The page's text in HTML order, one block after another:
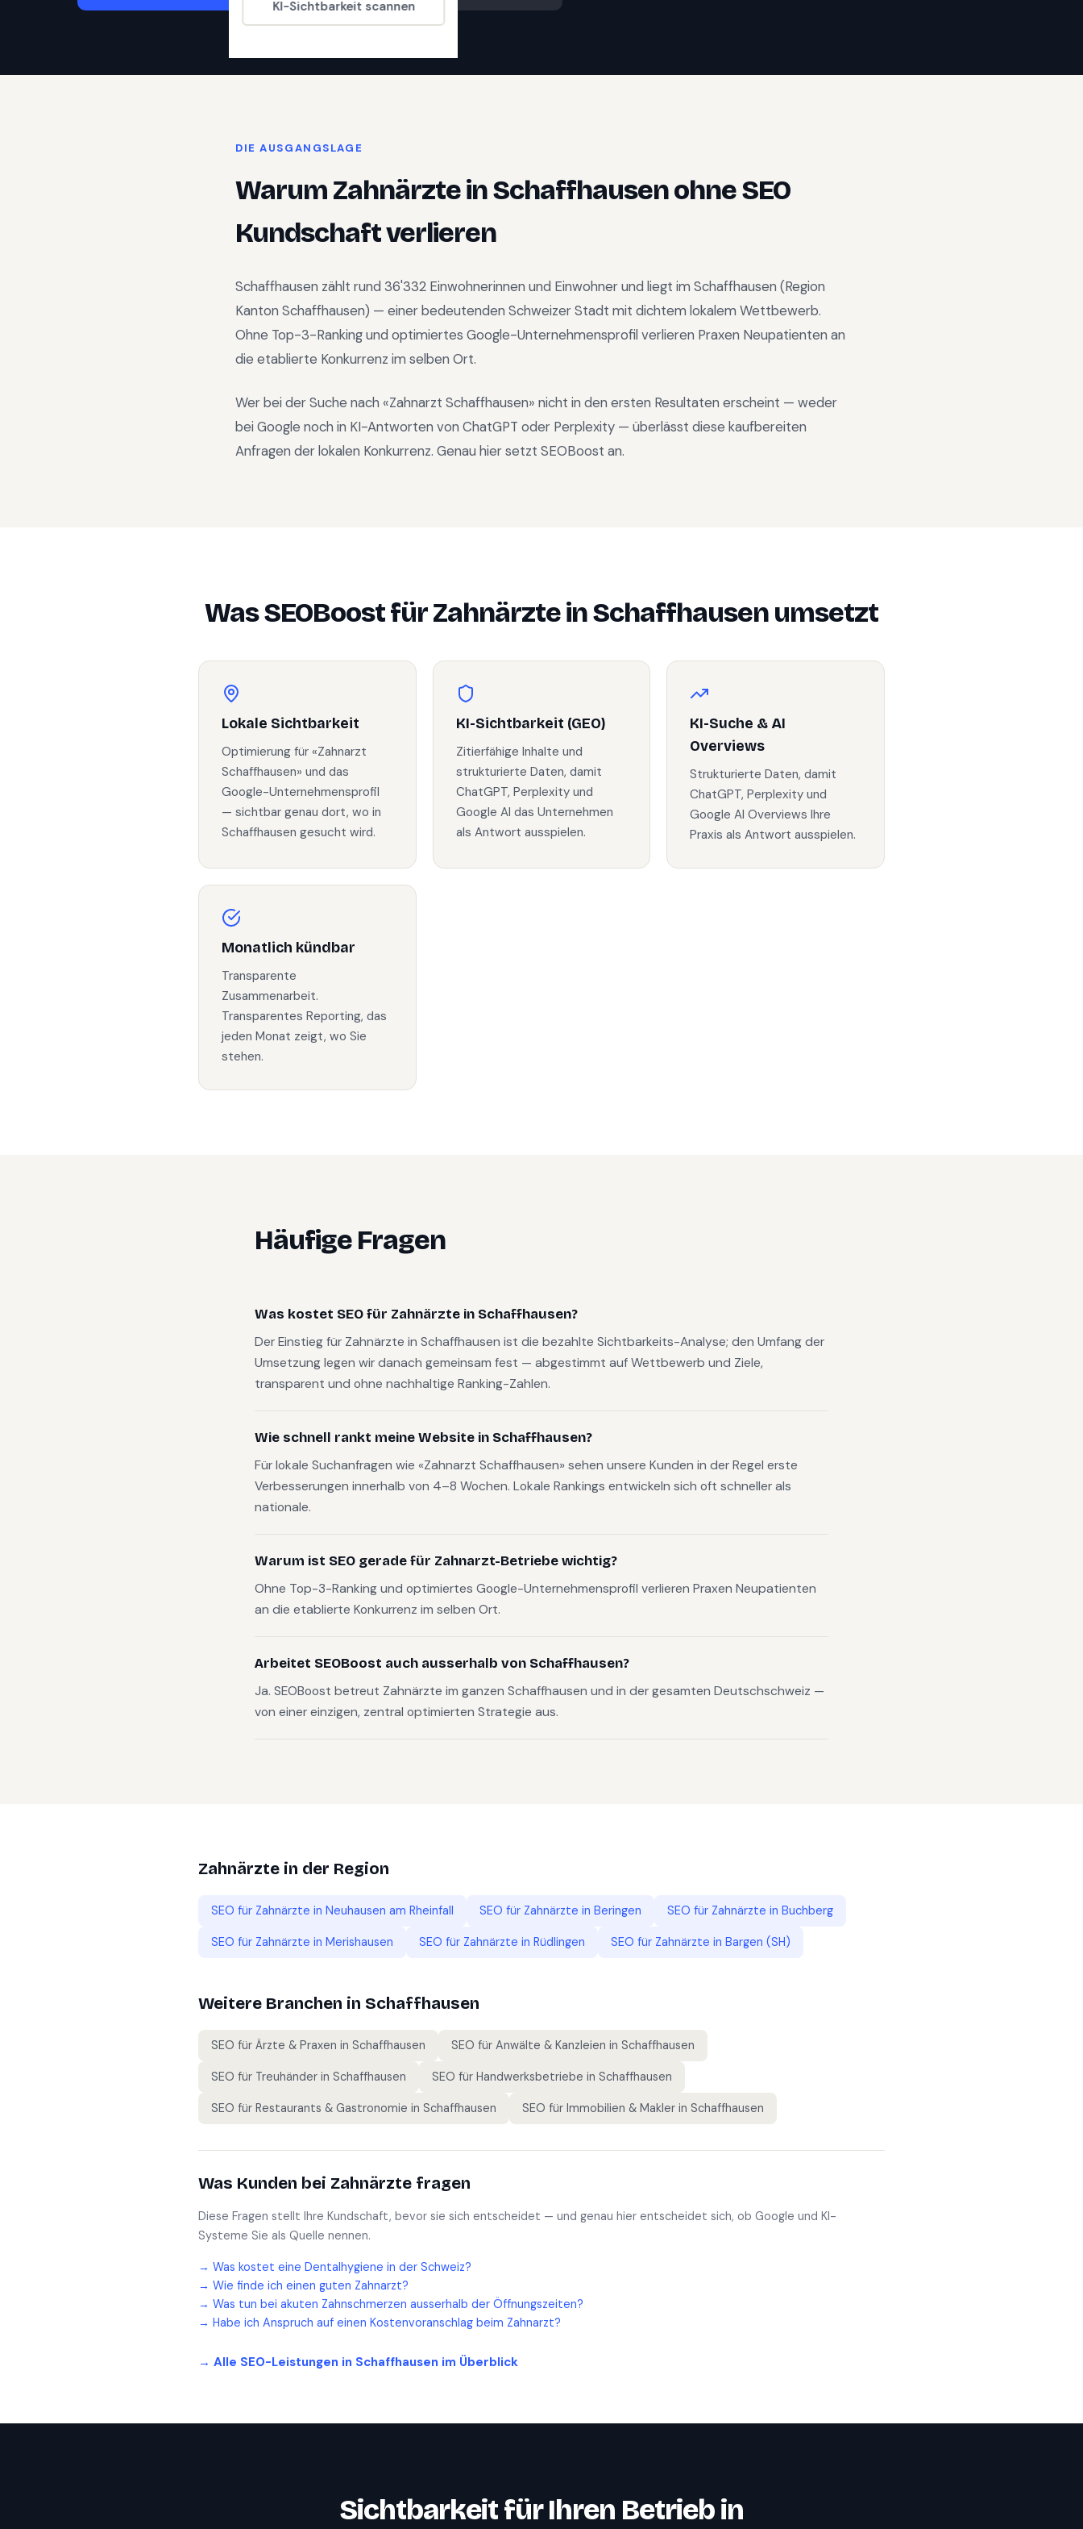
KI-Sichtbarkeit scannen
DIE AUSGANGSLAGE
Warum ZahnärzteinSchaffhausenohne SEO
Kundschaft verlieren
Schaffhausen zählt rund 36'332 Einwohnerinnen und Einwohner und liegt im Schaffhausen (Region
Kanton Schaffhausen) — einer bedeutenden Schweizer Stadt mit dichtem lokalem Wettbewerb.
Ohne Top-3-Ranking und optimiertes Google-Unternehmensprofil verlieren Praxen Neupatienten an
die etablierte Konkurrenz im selben Ort.
Wer bei der Suche nach «Zahnarzt Schaffhausen» nicht in den ersten Resultaten erscheint — weder
bei Google noch in KI-Antworten von ChatGPT oder Perplexity — überlässt diese kaufbereiten
Anfragen der lokalen Konkurrenz. Genau hier setzt SEOBoost an.
Was SEOBoost fürZahnärzteinSchaffhausenumsetzt
Lokale Sichtbarkeit
Optimierung für «Zahnarzt
Schaffhausen» und das
Google-Unternehmensprofil
— sichtbar genau dort, wo in
Schaffhausen gesucht wird.
KI-Sichtbarkeit (GEO)
Zitierfähige Inhalte und
strukturierte Daten, damit
ChatGPT, Perplexity und
Google AI das Unternehmen
als Antwort ausspielen.
KI-Suche & AI
Overviews
Strukturierte Daten, damit
ChatGPT, Perplexity und
Google AI Overviews Ihre
Praxis als Antwort ausspielen.
Monatlich kündbar
Transparente
Zusammenarbeit.
Transparentes Reporting, das
jeden Monat zeigt, wo Sie
stehen.
Häufige Fragen
Was kostet SEO für Zahnärzte in Schaffhausen?
Der Einstieg für Zahnärzte in Schaffhausen ist die bezahlte Sichtbarkeits-Analyse; den Umfang der
Umsetzung legen wir danach gemeinsam fest — abgestimmt auf Wettbewerb und Ziele,
transparent und ohne nachhaltige Ranking-Zahlen.
Wie schnell rankt meine Website in Schaffhausen?
Für lokale Suchanfragen wie «Zahnarzt Schaffhausen» sehen unsere Kunden in der Regel erste
Verbesserungen innerhalb von 4–8 Wochen. Lokale Rankings entwickeln sich oft schneller als
nationale.
Warum ist SEO gerade für Zahnarzt-Betriebe wichtig?
Ohne Top-3-Ranking und optimiertes Google-Unternehmensprofil verlieren Praxen Neupatienten
an die etablierte Konkurrenz im selben Ort.
Arbeitet SEOBoost auch ausserhalb von Schaffhausen?
Ja. SEOBoost betreut Zahnärzte im ganzen Schaffhausen und in der gesamten Deutschschweiz —
von einer einzigen, zentral optimierten Strategie aus.
Zahnärzte in der Region
SEO für Zahnärzte in Neuhausen am Rheinfall SEO für Zahnärzte in Beringen SEO für Zahnärzte in Buchberg
SEO für Zahnärzte in Merishausen SEO für Zahnärzte in Rüdlingen SEO für Zahnärzte in Bargen (SH)
Weitere Branchen in Schaffhausen
SEO für Ärzte & Praxen in Schaffhausen SEO für Anwälte & Kanzleien in Schaffhausen
SEO für Treuhänder in Schaffhausen SEO für Handwerksbetriebe in Schaffhausen
SEO für Restaurants & Gastronomie in Schaffhausen SEO für Immobilien & Makler in Schaffhausen
Was Kunden bei Zahnärzte fragen
Diese Fragen stellt Ihre Kundschaft, bevor sie sich entscheidet — und genau hier entscheidet sich, ob Google und KI-
Systeme Sie als Quelle nennen.
→ Was kostet eine Dentalhygiene in der Schweiz?
→ Wie finde ich einen guten Zahnarzt?
→ Was tun bei akuten Zahnschmerzen ausserhalb der Öffnungszeiten?
→ Habe ich Anspruch auf einen Kostenvoranschlag beim Zahnarzt?
→ Alle SEO-Leistungen in Schaffhausen im Überblick
Sichtbarkeit für Ihren Betrieb in